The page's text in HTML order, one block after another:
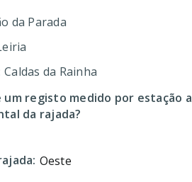
da Parada
Caldas da Rainha
um registo medido por estação
da rajada?
Oeste